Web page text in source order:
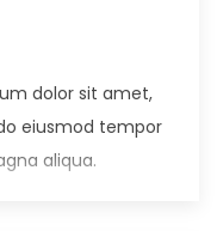
dolor sit amet,
eiusmod tempor
aliqua.